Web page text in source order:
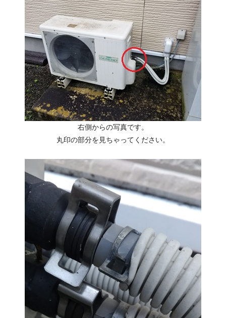
右側からの写真です。
丸印の部分を見ちゃってください。